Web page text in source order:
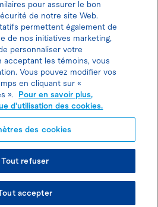
de location
pour gagner 100$
des cookies
des
LOGISCO 2026
pour assurer le bon
de notre site Web.
permettent également de
de nos initiatives marketing,
personnaliser votre
acceptant les témoins, vous
Vous pouvez modifier vos
en cliquant sur «
».
Pour en savoir plus,
d'utilisation des cookies.
des cookies
Tout refuser
accepter